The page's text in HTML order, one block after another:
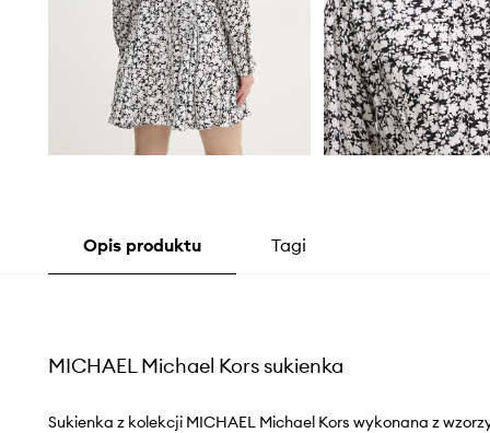
Opis produktu Tagi
MICHAEL Michael Kors sukienka
Sukienka z kolekcji MICHAEL Michael Kors wykonana z